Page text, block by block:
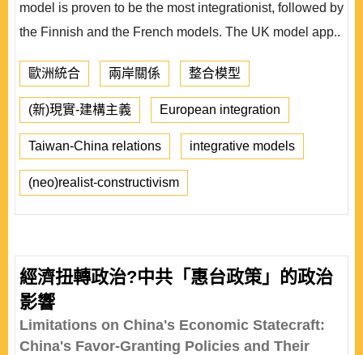
model is proven to be the most integrationist, followed by
the Finnish and the French models. The UK model app..
歐洲統合 兩岸關係 整合模型
(新)現實-建構主義 European integration
Taiwan-China relations integrative models
(neo)realist-constructivism
經濟扭轉政治?中共「惠台政策」的政治
影響
Limitations on China's Economic Statecraft:
China's Favor-Granting Policies and Their